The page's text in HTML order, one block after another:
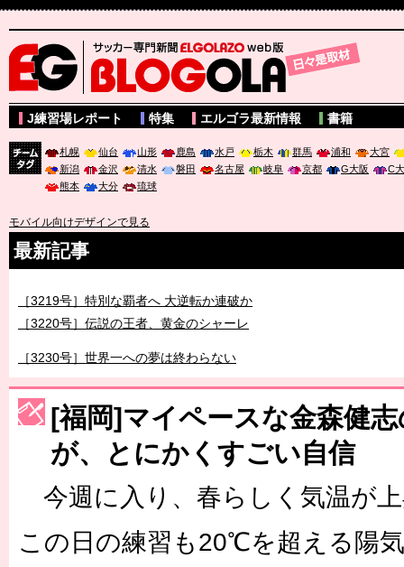
サッカー専門新聞ELGOLAZO web版 BLOGOLA
J練習場レポート 特集 エルゴラ最新情報 書籍
札幌 仙台 山形 鹿島 水戸 栃木 群馬 浦和
大宮
新潟
金沢 清水 磐田 名古屋 岐阜 京都 G大阪
C
熊本
大分 琉球
モバイル向けデザインで見る
最新記事
［3219号］特別な覇者へ 大逆転か連破か
［3220号］伝説の王者、黄金のシャーレ
［3230号］世界一への夢は終わらない
［3223号］一丸。日本出陣
［3222号］史上最大のW杯開幕 注目は「個」
[福岡]マイペースな金森健
が、とにかくすごい自信
今週に入り、春らしく気温が
この日の練習も20℃を超える陽